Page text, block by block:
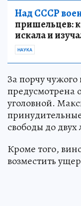
Над СССР
пришельцев:
искала и
НАУКА
За порчу
предусмотрена
уголовной.
свободы до двух
Кроме того,
возместить